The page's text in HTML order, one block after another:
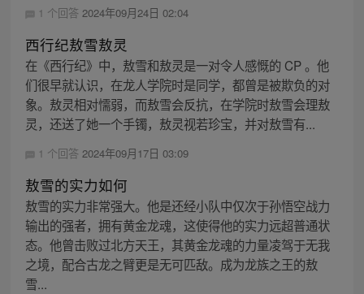
1 个回答 2024年09月24日 02:04
西行纪敖雪敖灵
在《西行纪》中，敖雪和敖灵是一对令人感慨的 CP 。他
们很早就认识，在龙人学院时是同学，都曾是被欺负的对
象。敖灵相对懦弱，而敖雪会反抗，在学院时敖雪会理敖
灵，还送了她一个手镯，敖灵视若珍宝，并对敖雪有...
1 个回答 2024年09月17日 03:09
敖雪的实力如何
敖雪的实力非常强大。他是还经小队中仅次于孙悟空战力
输出的强者，拥有黄金龙魂，这使得他的实力远超普通状
态。他曾击败过北方天王，其黄金龙魂的力量凌驾于无我
之境，配合古龙之臂更是无可匹敌。成为龙族之王的敖
雪...